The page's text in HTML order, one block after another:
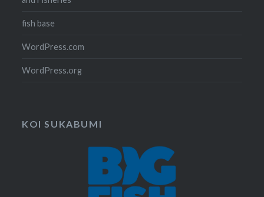
fish base
WordPress.com
WordPress.org
KOI SUKABUMI